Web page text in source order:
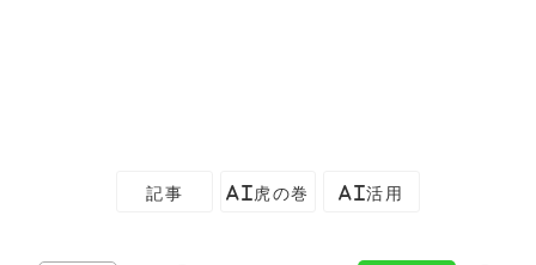
記事 AI虎の巻 AI活用